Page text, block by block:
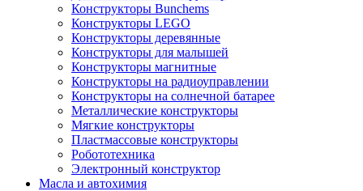
Конструкторы Bunchems
Конструкторы LEGO
Конструкторы деревянные
Конструкторы для малышей
Конструкторы магнитные
Конструкторы на радиоуправлении
Конструкторы на солнечной батарее
Металлические конструкторы
Мягкие конструкторы
Пластмассовые конструкторы
Робототехника
Электронный конструктор
Масла и автохимия